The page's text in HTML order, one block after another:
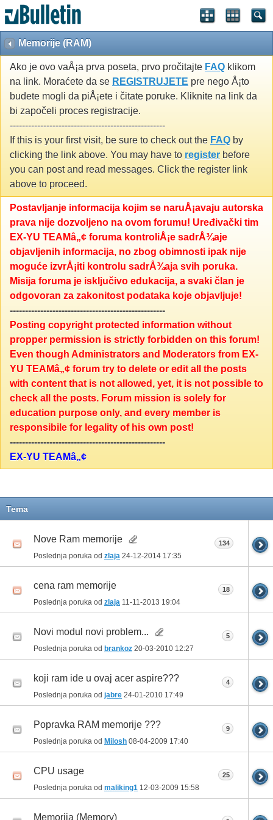
Memorije (RAM)
Ako je ovo vaÅ¡a prva poseta, prvo pročitajte FAQ klikom
na link. Moraćete da se REGISTRUJETE pre nego Å¡to
budete mogli da piÅ¡ete i čitate poruke. Kliknite na link da
bi započeli proces registracije.
---------------------------------------------------
If this is your first visit, be sure to check out the FAQ by
clicking the link above. You may have to register before
you can post and read messages. Click the register link
above to proceed.
Postavljanje informacija kojim se naruÅ¡avaju autorska
prava nije dozvoljeno na ovom forumu! Uređivački tim
EX-YU TEAMâ„¢ foruma kontroliÅ¡e sadrÅ¾aje
objavljenih informacija, no zbog obimnosti ipak nije
moguće izvrÅ¡iti kontrolu sadrÅ¾aja svih poruka.
Misija foruma je isključivo edukacija, a svaki član je
odgovoran za zakonitost podataka koje objavljuje!
---------------------------------------------------
Posting copyright protected information without
propper permission is strictly forbidden on this forum!
Even though Administrators and Moderators from EX-
YU TEAMâ„¢ forum try to delete or edit all the posts
with content that is not allowed, yet, it is not possible to
check all the posts. Forum mission is solely for
education purpose only, and every member is
responsibile for legality of his own post!
---------------------------------------------------
EX-YU TEAMâ„¢
Tema
Nove Ram memorije
Poslednja poruka od zlaja 24-12-2014 17:35
134
cena ram memorije
Poslednja poruka od zlaja 11-11-2013 19:04
18
Novi modul novi problem...
Poslednja poruka od brankoz 20-03-2010 12:27
5
koji ram ide u ovaj acer aspire???
Poslednja poruka od jabre 24-01-2010 17:49
4
Popravka RAM memorije ???
Poslednja poruka od Milosh 08-04-2009 17:40
9
CPU usage
Poslednja poruka od maliking1 12-03-2009 15:58
25
Memorija (Memory)